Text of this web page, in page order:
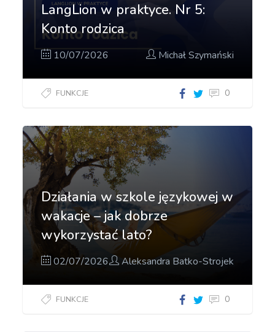
LangLion w praktyce. Nr 5:
Konto rodzica
10/07/2026 Michał Szymański
FUNKCJE 0
Działania w szkole językowej w
wakacje – jak dobrze
wykorzystać lato?
02/07/2026 Aleksandra Batko-Strojek
FUNKCJE 0